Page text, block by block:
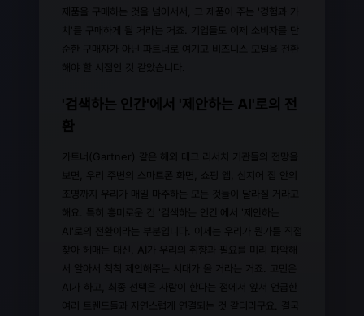
제품을 구매하는 것을 넘어서서, 그 제품이 주는 '경험과 가
치'를 구매하게 될 거라는 거죠. 기업들도 이제 소비자를 단
순한 구매자가 아닌 파트너로 여기고 비즈니스 모델을 전환
해야 할 시점인 것 같았습니다.
'검색하는 인간'에서 '제안하는 AI'로의 전
환
가트너(Gartner) 같은 해외 테크 리서치 기관들의 전망을
보면, 우리 주변의 스마트폰 화면, 쇼핑 앱, 심지어 집 안의
조명까지 우리가 매일 마주하는 모든 것들이 달라질 거라고
해요. 특히 흥미로운 건 '검색하는 인간'에서 '제안하는
AI'로의 전환이라는 부분입니다. 이제는 우리가 뭔가를 직접
찾아 헤매는 대신, AI가 우리의 취향과 필요를 미리 파악해
서 알아서 척척 제안해주는 시대가 올 거라는 거죠. 고민은
AI가 하고, 최종 선택은 사람이 한다는 점에서 앞서 언급한
여러 트렌드들과 자연스럽게 연결되는 것 같더라구요. 결국